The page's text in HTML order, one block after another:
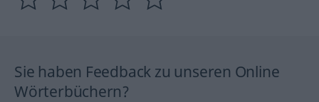
Sie haben Feedback zu unseren Online
Wörterbüchern?